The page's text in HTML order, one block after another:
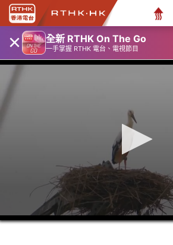
× 全新 RTHK On The Go
一手掌握 RTHK 電台、電視節目
0
seconds